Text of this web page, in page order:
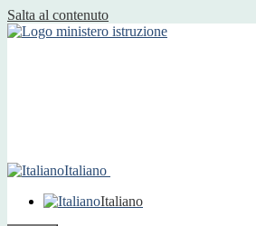
Salta al contenuto
Italiano
Italiano